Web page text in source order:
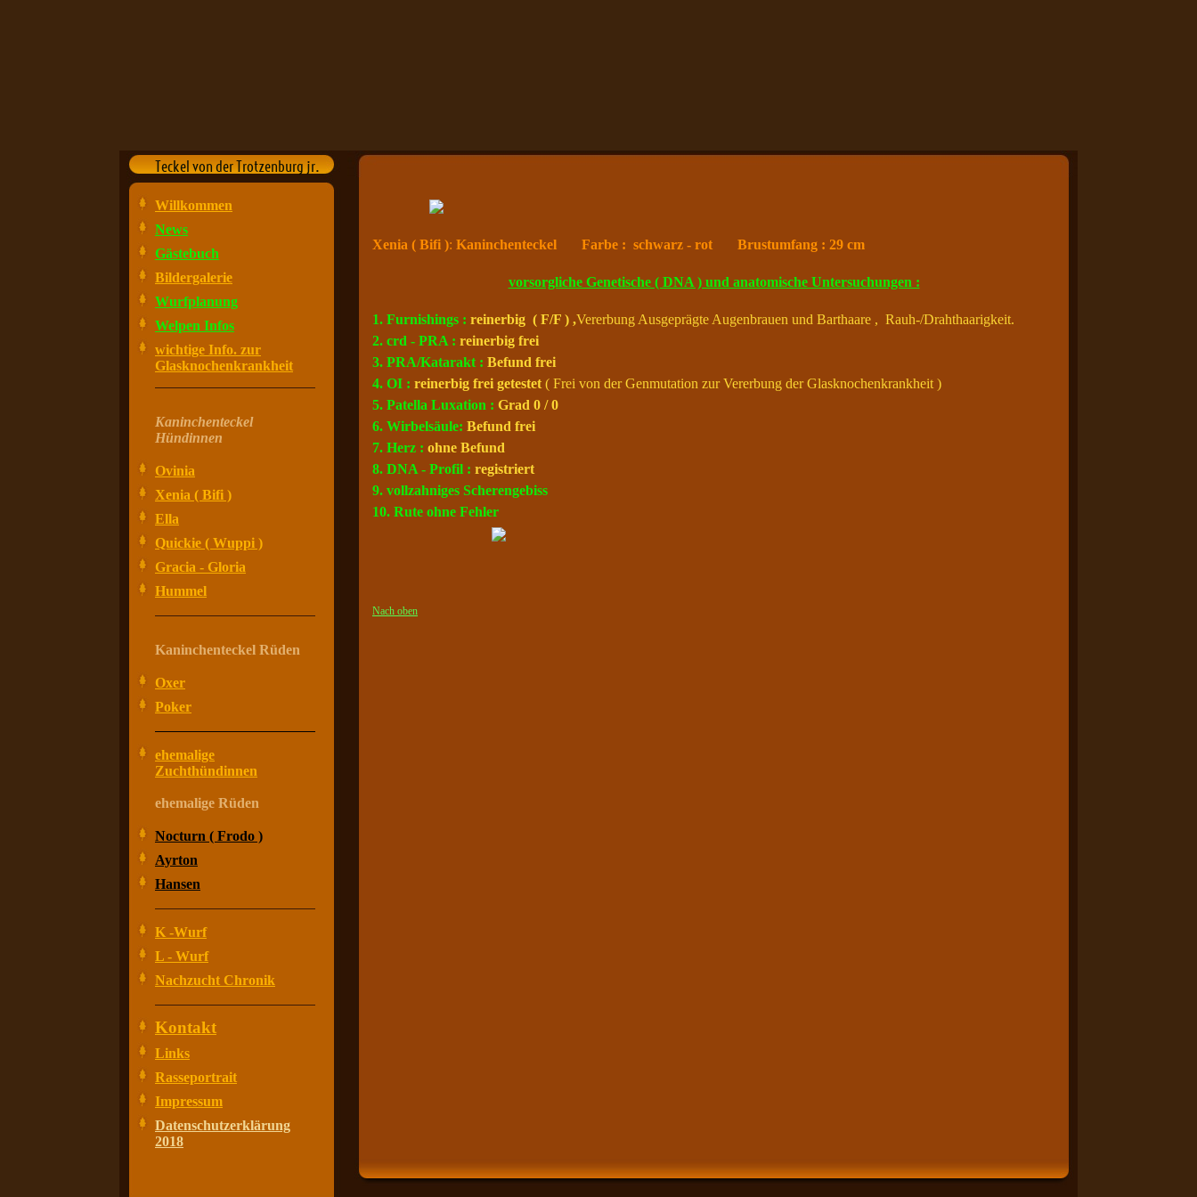
Teckel von der Trotzenburg jr.
Willkommen
News
Gästebuch
Bildergalerie
Wurfplanung
Welpen Infos
wichtige Info. zur
Glasknochenkrankheit
Kaninchenteckel
Hündinnen
Ovinia
Xenia ( Bifi )
Ella
Quickie ( Wuppi )
Gracia - Gloria
Hummel
Kaninchenteckel Rüden
Oxer
Poker
ehemalige
Zuchthündinnen
ehemalige Rüden
Nocturn ( Frodo )
Ayrton
Hansen
K -Wurf
L - Wurf
Nachzucht Chronik
Kontakt
Links
Rasseportrait
Impressum
Datenschutzerklärung
2018
Xenia ( Bifi ): Kaninchenteckel Farbe : schwarz - rot Brustumfang : 29 cm
vorsorgliche Genetische ( DNA ) und anatomische Untersuchungen :
1. Furnishings : reinerbig ( F/F ) ,Vererbung Ausgeprägte Augenbrauen und Barthaare , Rauh-/Drahthaarigkeit.
2. crd - PRA : reinerbig frei
3. PRA/Katarakt : Befund frei
4. OI : reinerbig frei getestet ( Frei von der Genmutation zur Vererbung der Glasknochenkrankheit )
5. Patella Luxation : Grad 0 / 0
6. Wirbelsäule: Befund frei
7. Herz : ohne Befund
8. DNA - Profil : registriert
9. vollzahniges Scherengebiss
10. Rute ohne Fehler
Nach oben